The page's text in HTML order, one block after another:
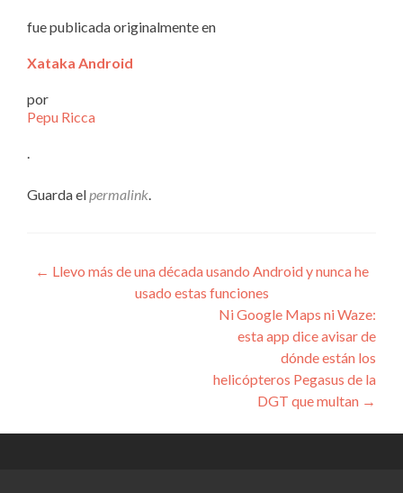
fue publicada originalmente en
Xataka Android
por
Pepu Ricca
Guarda el permalink
Navegación
← Llevo más de una década usando Android y nunca he
usado estas funciones
Ni Google Maps ni Waze:
esta app dice avisar de
dónde están los
helicópteros Pegasus de la
DGT que multan →